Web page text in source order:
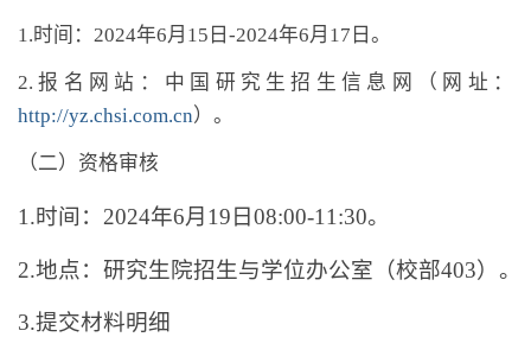
1.时间： 2024年6月 15 日 -2024年6月 17 日。
2.报名网站：中国研究生招生信息网（网址：
http://yz.chsi.com.cn）。
（二）资格审核
1.时间： 2024年6月 19日08:00-11:30。
2.地点：研究生院招生与学位办公室（校部403）。
3.提交材料明细